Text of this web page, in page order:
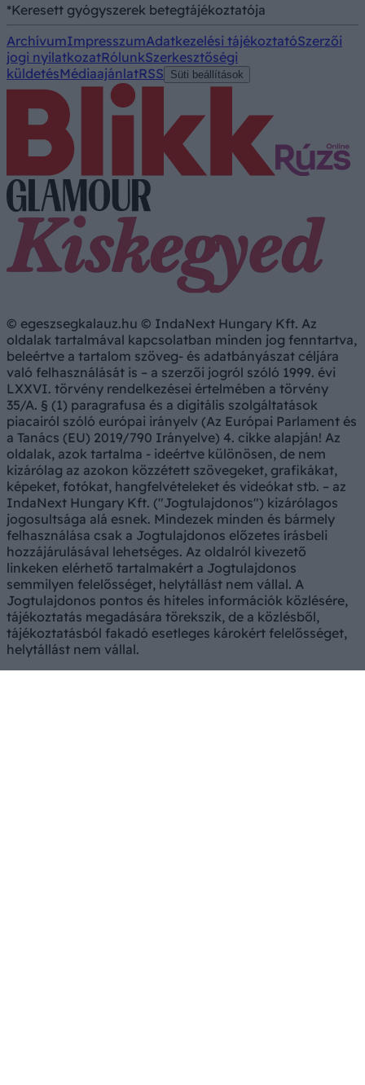
*Keresett gyógyszerek betegtájékoztatója
ArchívumImpresszumAdatkezelési tájékoztatóSzerzői
jogi nyilatkozatRólunkSzerkesztőségi
küldetésMédiaajánlatRSS Süti beállítások
© egeszsegkalauz.hu © IndaNext Hungary Kft. Az
oldalak tartalmával kapcsolatban minden jog fenntartva,
beleértve a tartalom szöveg- és adatbányászat céljára
való felhasználását is – a szerzői jogról szóló 1999. évi
LXXVI. törvény rendelkezései értelmében a törvény
35/A. § (1) paragrafusa és a digitális szolgáltatások
piacairól szóló európai irányelv (Az Európai Parlament és
a Tanács (EU) 2019/790 Irányelve) 4. cikke alapján! Az
oldalak, azok tartalma - ideértve különösen, de nem
kizárólag az azokon közzétett szövegeket, grafikákat,
képeket, fotókat, hangfelvételeket és videókat stb. – az
IndaNext Hungary Kft. ("Jogtulajdonos") kizárólagos
jogosultsága alá esnek. Mindezek minden és bármely
felhasználása csak a Jogtulajdonos előzetes írásbeli
hozzájárulásával lehetséges. Az oldalról kivezető
linkeken elérhető tartalmakért a Jogtulajdonos
semmilyen felelősséget, helytállást nem vállal. A
Jogtulajdonos pontos és hiteles információk közlésére,
tájékoztatás megadására törekszik, de a közlésből,
tájékoztatásból fakadó esetleges károkért felelősséget,
helytállást nem vállal.